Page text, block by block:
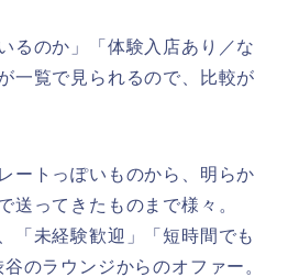
るのか」「体験入店あり／な
一覧で見られるので、比較が
ートっぽいものから、明らか
送ってきたものまで様々。
「未経験歓迎」「短時間でも
のラウンジからのオファー。